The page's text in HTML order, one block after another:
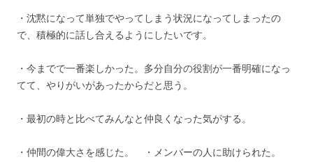
・沈黙になって単独でやってしまう状況になってしまったの
で、積極的に話し合えるようにしたいです。
・今までで一番楽しかった。多分自分の役割が一番明確になっ
てて、やりがいがあったからだと思う。
・最初の時と比べてみんなと仲良くなった気がする。
・仲間の偉大さを感じた。 ・メンバーの人に助けられた。